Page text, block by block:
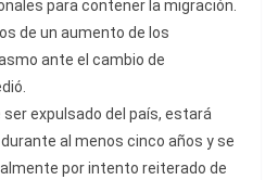
para contener la migración.
de un aumento de los
ante el cambio de
ser expulsado del país, estará
al menos cinco años y se
por intento reiterado de